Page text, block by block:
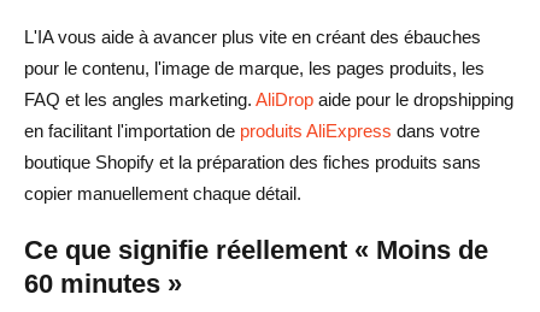
L'IA vous aide à avancer plus vite en créant des ébauches
pour le contenu, l'image de marque, les pages produits, les
FAQ et les angles marketing. AliDrop aide pour le dropshipping
en facilitant l'importation de produits AliExpress dans votre
boutique Shopify et la préparation des fiches produits sans
copier manuellement chaque détail.
Ce que signifie réellement « Moins de
60 minutes »